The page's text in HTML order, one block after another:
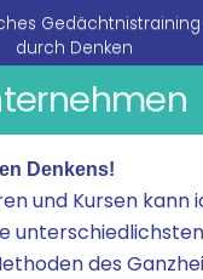
Gedächtnistraining
durch Denken
Denkens!
und Kur­sen
des